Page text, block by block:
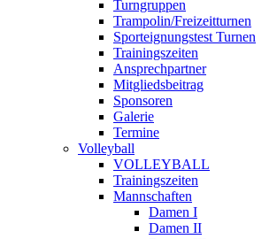
Turngruppen
Trampolin/Freizeitturnen
Sporteignungstest Turnen
Trainingszeiten
Ansprechpartner
Mitgliedsbeitrag
Sponsoren
Galerie
Termine
Volleyball
VOLLEYBALL
Trainingszeiten
Mannschaften
Damen I
Damen II